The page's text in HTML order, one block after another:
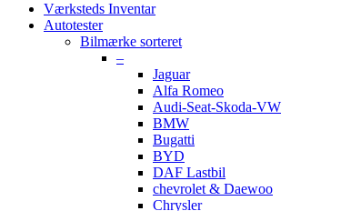
Værksteds Inventar
Autotester
Bilmærke sorteret
–
Jaguar
Alfa Romeo
Audi-Seat-Skoda-VW
BMW
Bugatti
BYD
DAF Lastbil
chevrolet & Daewoo
Chrysler